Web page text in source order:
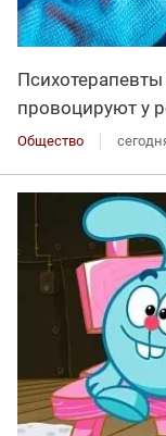
провоцируют у
Общество